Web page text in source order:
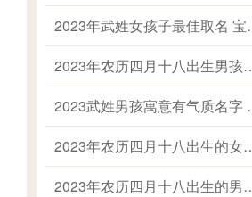
2023年武
2023年农历四月十八出
2023武姓
2023年农历四月十八出生的
2023年农历四月十八出生的